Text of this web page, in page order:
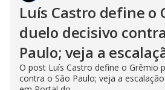
Luís Castro define o
duelo decisivo
Paulo; veja a
O post Luís Castro define o Grêmio
contra o São Paulo; veja a